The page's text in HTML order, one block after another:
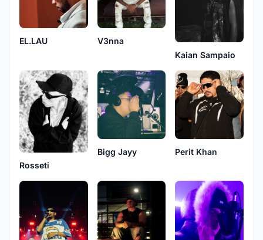
EL.LAU
V3nna
Kaian Sampaio
Rosseti
Bigg Jayy Perit Khan